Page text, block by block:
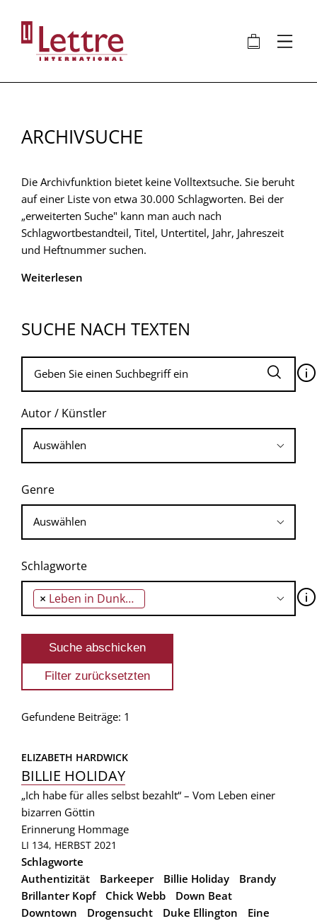
Inhalt
🛍 ⋮
ARCHIVSUCHE
Die Archivfunktion bietet keine Volltextsuche. Sie beruht
auf einer Liste von etwa 30.000 Schlagworten. Bei der
„erweiterten Suche" kann man auch nach
Schlagwortbestandteil, Titel, Untertitel, Jahr, Jahreszeit
und Heftnummer suchen.
Weiterlesen
SUCHE NACH TEXTEN
🛈
Autor / Künstler
Genre
Schlagworte
× Leben in Dunkelheit 🛈
Gefundene Beiträge: 1
ELIZABETH HARDWICK
BILLIE HOLIDAY
„Ich habe für alles selbst bezahlt“ – Vom Leben einer
bizarren Göttin
Erinnerung Hommage
LI 134, HERBST 2021
Schlagworte
Authentizität
Barkeeper Billie Holiday
Brandy
Brillanter Kopf
Chick Webb
Down Beat
Downtown
Drogensucht Duke Ellington
Eine